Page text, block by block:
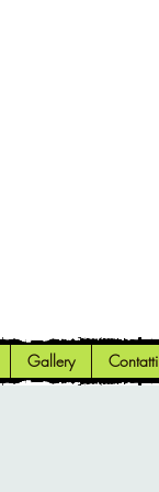
Gallery Contatti